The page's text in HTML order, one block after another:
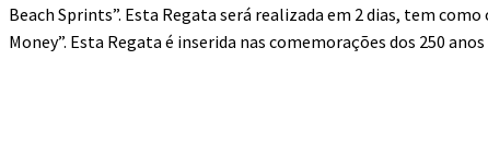
Beach Sprints”. Esta Regata será realizada em 2 dias, tem
Money”. Esta Regata é inserida nas comemorações dos 250